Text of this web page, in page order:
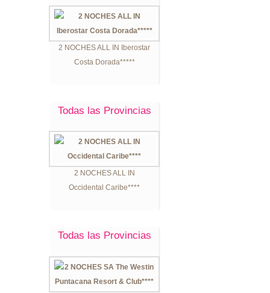
2 NOCHES ALL IN Iberostar
Costa Dorada*****
Todas las Provincias
2 NOCHES ALL IN
Occidental Caribe****
Todas las Provincias